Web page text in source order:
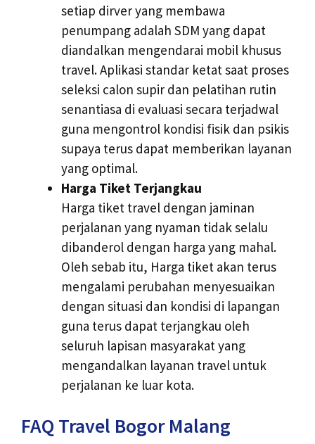
setiap dirver yang membawa
penumpang adalah SDM yang dapat
diandalkan mengendarai mobil khusus
travel. Aplikasi standar ketat saat proses
seleksi calon supir dan pelatihan rutin
senantiasa di evaluasi secara terjadwal
guna mengontrol kondisi fisik dan psikis
supaya terus dapat memberikan layanan
yang optimal.
Harga Tiket Terjangkau
Harga tiket travel dengan jaminan
perjalanan yang nyaman tidak selalu
dibanderol dengan harga yang mahal.
Oleh sebab itu, Harga tiket akan terus
mengalami perubahan menyesuaikan
dengan situasi dan kondisi di lapangan
guna terus dapat terjangkau oleh
seluruh lapisan masyarakat yang
mengandalkan layanan travel untuk
perjalanan ke luar kota.
FAQ Travel Bogor Malang